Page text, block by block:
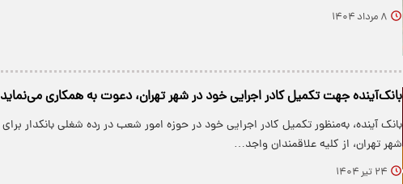
۸ مرداد ۱۴۰۴
بانک‌آینده جهت تکمیل کادر اجرایی ‌خود در شهر تهران، دعوت به همکاری می‌نماید
بانک آینده، به‌منظور تکمیل کادر اجرایی خود در حوزه امور شعب در رده شغلی بانکدار برای
شهر تهران، از کلیه علاقمندان واجد…
۲۴ تیر ۱۴۰۴